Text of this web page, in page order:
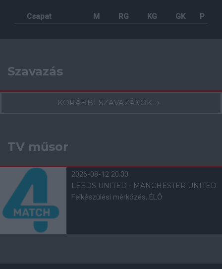
Csapat M RG KG GK P
Szavazás
KORÁBBI SZAVAZÁSOK
TV műsor
2026-08-12 20:30
LEEDS UNITED - MANCHESTER UNITED
Felkészülési mérkőzés, ÉLŐ